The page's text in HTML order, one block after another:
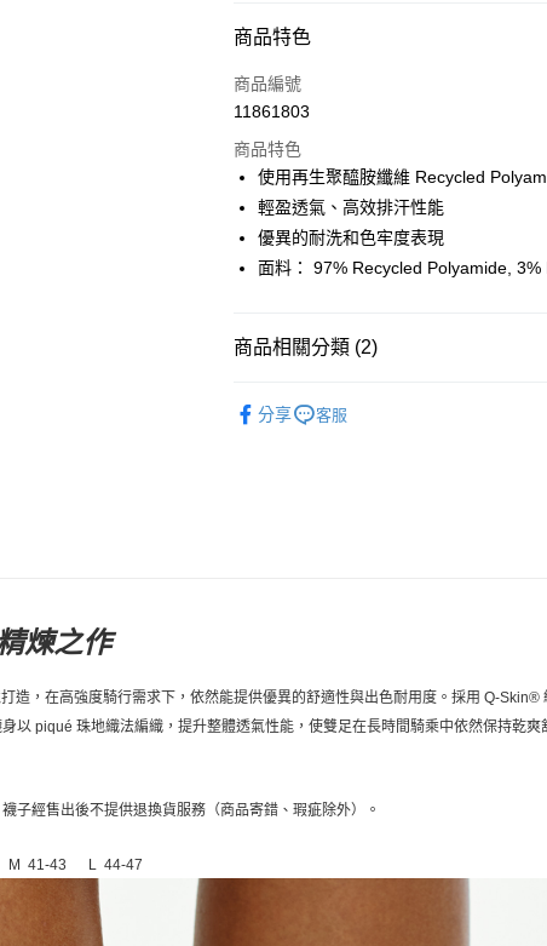
Apple Pay
Google Pay
運送方式
全家店到店
付款後全家取貨
7-11店到店
商品特色
商品編號
11861803
商品特色
使用再生聚醯胺纖維 Recycled
輕盈透氣、高效排汗性能
優異的耐洗和色牢度表現
面料： 97% Recycled Polyamide, 3%
商品相關分類 (2)
分享 客服
煉之作
造，在高強度騎行需求下，依然能提供優異的舒適性與出色耐用度。採用 Q-Skin®
以 piqué 珠地織法編織，提升整體透氣性能，使雙足在長時間騎乘中依然保持乾
子經售出後不提供退換貨服務（商品寄錯、瑕疵除外） 。
41-43 L 44-47